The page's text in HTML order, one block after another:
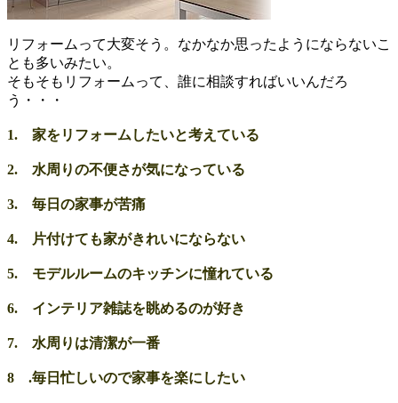
リフォームって大変そう。なかなか思ったようにならないこ
とも多いみたい。
そもそもリフォームって、誰に相談すればいいんだろ
う・・・
1. 家をリフォームしたいと考えている
2. 水周りの不便さが気になっている
3. 毎日の家事が苦痛
4. 片付けても家がきれいにならない
5. モデルルームのキッチンに憧れている
6. インテリア雑誌を眺めるのが好き
7. 水周りは清潔が一番
8 .毎日忙しいので家事を楽にしたい